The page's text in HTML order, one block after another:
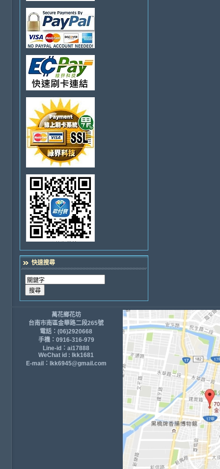
快速搜尋
萬花鄉花坊
台南市南區金華路二段265號
電話：(06)2920668
手機：0916-316-979
Line-id：ai17888
WeChat id : lkk1681
E-mail：lkk6945@gmail.com